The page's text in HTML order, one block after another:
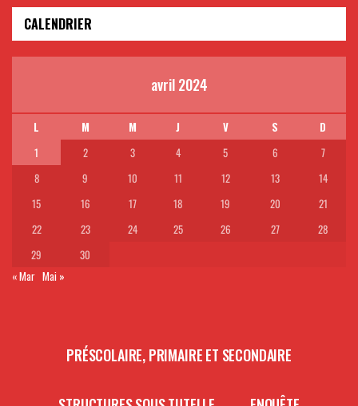
CALENDRIER
avril 2024
L M M J V S
D
1
2 3 4 5 6
7
8
9 10 11 12 13
14
15
16 17 18 19 20
21
22
23 24 25 26 27
28
29
30
« Mar Mai »
PRÉSCOLAIRE, PRIMAIRE ET SECONDAIRE